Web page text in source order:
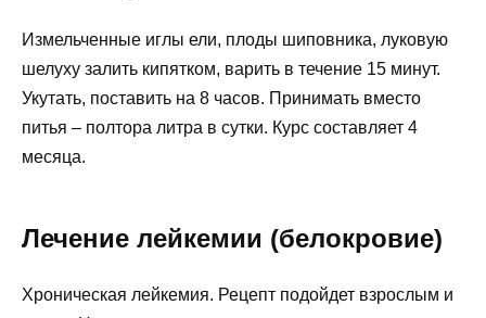
Измельченные иглы ели, плоды шиповника, луковую
шелуху залить кипятком, варить в течение 15 минут.
Укутать, поставить на 8 часов. Принимать вместо
питья – полтора литра в сутки. Курс составляет 4
месяца.
Лечение лейкемии (белокровие)
Хроническая лейкемия. Рецепт подойдет взрослым и